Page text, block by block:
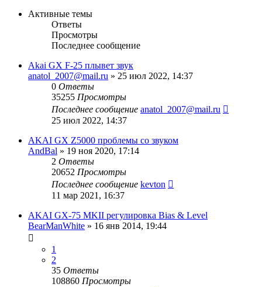
Активные темы
Ответы
Просмотры
Последнее сообщение
Akai GX F-25 плывет звук
anatol_2007@mail.ru » 25 июл 2022, 14:37
0 Ответы
35255 Просмотры
Последнее сообщение anatol_2007@mail.ru
25 июл 2022, 14:37
AKAI GX Z5000 проблемы со звуком
AndBal » 19 ноя 2020, 17:14
2 Ответы
20652 Просмотры
Последнее сообщение kevton
11 мар 2021, 16:37
AKAI GX-75 MKII регулировка Bias & Level
BearManWhite » 16 янв 2014, 19:44
1
2
35 Ответы
108860 Просмотры